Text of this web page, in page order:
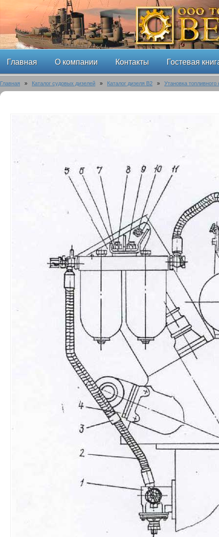
Главная О компании Контакты Гостевая
Главная » Каталог судовых дизелей » Каталог дизеля B2 » Утановка топливного